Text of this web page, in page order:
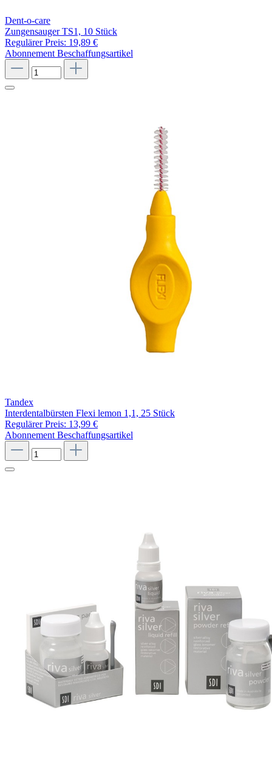
Dent-o-care
Zungensauger TS1, 10 Stück
Regulärer Preis: 19,89 €
Abonnement Beschaffungsartikel
Tandex
Interdentalbürsten Flexi lemon 1,1, 25 Stück
Regulärer Preis: 13,99 €
Abonnement Beschaffungsartikel